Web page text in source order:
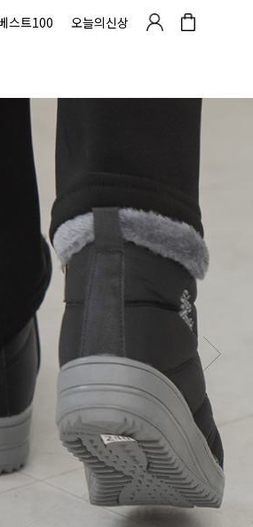
스트100 오늘의신상